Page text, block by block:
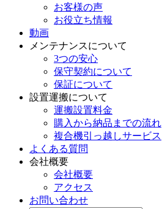
お客様の声
お役立ち情報
動画
メンテナンスについて
3つの安心
保守契約について
保証について
設置運搬について
運搬設置料金
購入から納品までの流れ
複合機引っ越しサービス
よくある質問
会社概要
会社概要
アクセス
お問い合わせ